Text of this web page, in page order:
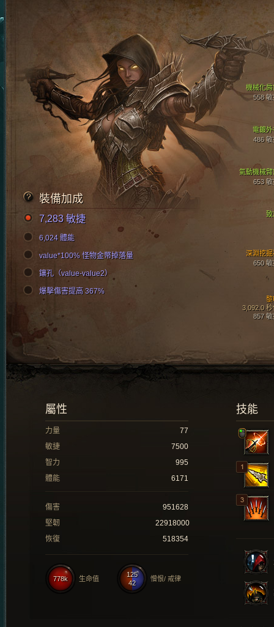
電鍍外
486 敏
氣動機械臂
653 敏
機械化肩
558 敏
深淵挖掘
650 敏
黎
3,092.0 秒
857 敏
致
裝備加成
7,283 敏捷
6,024 體能
value*100% 怪物金幣掉落量
鑲孔（value-value2）
爆擊傷害提高 367%
技能
屬性
力量
77
敏捷
7500
智力
995
體能
6171
傷害
951628
堅韌
22918000
恢復
518354
125
42
憎恨/ 戒律
778k 生命值